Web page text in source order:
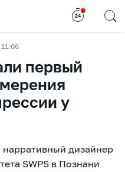
11:06
первый
у
дизайнер
SWPS в Познани